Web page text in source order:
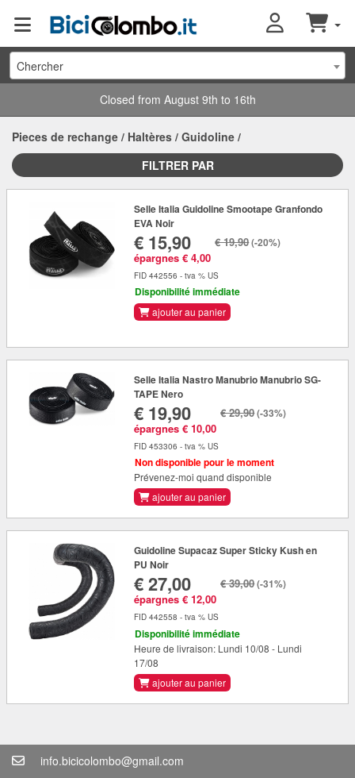
Chercher
Closed from August 9th to 16th
Pieces de rechange / Haltères / Guidoline /
FILTRER PAR
Selle Italia Guidoline Smootape Granfondo
EVA Noir
€ 15,90
épargnes € 4,00
€ 19,90(-20%)
FID 442556 - tva % US
Disponibilité immédiate
ajouter au panier
Selle Italia Nastro Manubrio Manubrio SG-
TAPE Nero
€ 19,90
épargnes € 10,00
€ 29,90(-33%)
FID 453306 - tva % US
Non disponible pour le moment
Prévenez-moi quand disponible
ajouter au panier
Guidoline Supacaz Super Sticky Kush en
PU Noir
€ 27,00
épargnes € 12,00
€ 39,00(-31%)
FID 442558 - tva % US
Disponibilité immédiate
Heure de livraison: Lundi 10/08 - Lundi
17/08
ajouter au panier
info.bicicolombo@gmail.com